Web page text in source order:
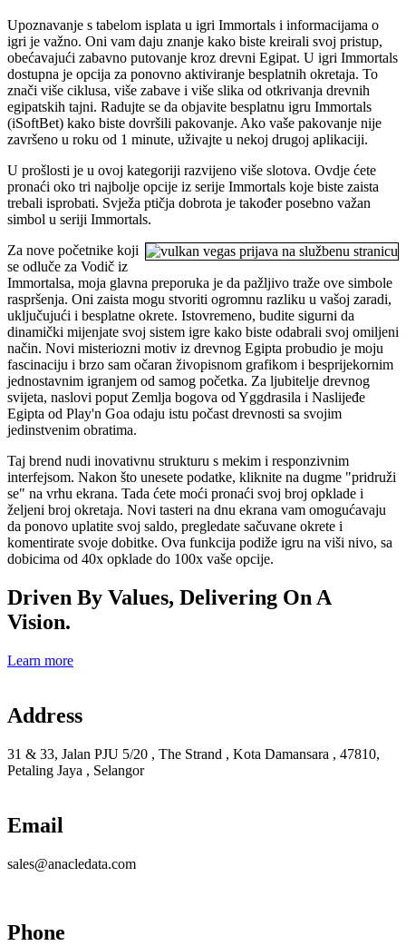
Upoznavanje s tabelom isplata u igri Immortals i informacijama o
igri je važno. Oni vam daju znanje kako biste kreirali svoj pristup,
obećavajući zabavno putovanje kroz drevni Egipat. U igri Immortals
dostupna je opcija za ponovno aktiviranje besplatnih okretaja. To
znači više ciklusa, više zabave i više slika od otkrivanja drevnih
egipatskih tajni. Radujte se da objavite besplatnu igru ​​Immortals
(iSoftBet) kako biste dovršili pakovanje. Ako vaše pakovanje nije
završeno u roku od 1 minute, uživajte u nekoj drugoj aplikaciji.
U prošlosti je u ovoj kategoriji razvijeno više slotova. Ovdje ćete
pronaći oko tri najbolje opcije iz serije Immortals koje biste zaista
trebali isprobati. Svježa ptičja dobrota je također posebno važan
simbol u seriji Immortals.
Za nove početnike koji
se odluče za Vodič iz
Immortalsa, moja glavna preporuka je da pažljivo traže ove simbole
raspršenja. Oni zaista mogu stvoriti ogromnu razliku u vašoj zaradi,
uključujući i besplatne okrete. Istovremeno, budite sigurni da
dinamički mijenjate svoj sistem igre kako biste odabrali svoj omiljeni
način. Novi misteriozni motiv iz drevnog Egipta probudio je moju
fascinaciju i brzo sam očaran živopisnom grafikom i besprijekornim
jednostavnim igranjem od samog početka. Za ljubitelje drevnog
svijeta, naslovi poput Zemlja bogova od Yggdrasila i Naslijeđe
Egipta od Play'n Goa odaju istu počast drevnosti sa svojim
jedinstvenim obratima.
Taj brend nudi inovativnu strukturu s mekim i responzivnim
interfejsom. Nakon što unesete podatke, kliknite na dugme "pridruži
se" na vrhu ekrana. Tada ćete moći pronaći svoj broj opklade i
željeni broj okretaja. Novi tasteri na dnu ekrana vam omogućavaju
da ponovo uplatite svoj saldo, pregledate sačuvane okrete i
komentirate svoje dobitke. Ova funkcija podiže igru ​​na viši nivo, sa
dobicima od 40x opklade do 100x vaše opcije.
Driven By Values, Delivering On A
Vision.
Learn more
Address
31 & 33, Jalan PJU 5/20 , The Strand , Kota Damansara , 47810,
Petaling Jaya , Selangor
Email
sales@anacledata.com
Phone